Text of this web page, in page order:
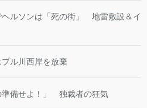
ヘルソンは「死の街」 地雷敷設＆イ
ル川西岸を放棄
準備せよ！」 独裁者の狂気